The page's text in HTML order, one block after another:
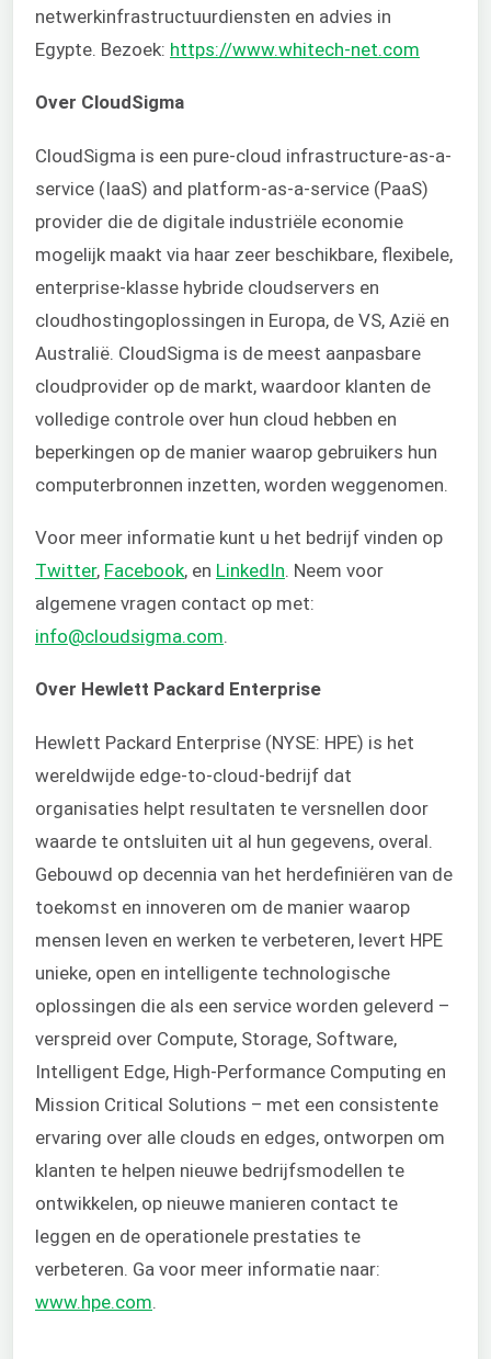
netwerkinfrastructuurdiensten en advies in
Egypte. Bezoek: https://www.whitech-net.com
Over CloudSigma
CloudSigma is een pure-cloud infrastructure-as-a-
service (IaaS) and platform-as-a-service (PaaS)
provider die de digitale industriële economie
mogelijk maakt via haar zeer beschikbare, flexibele,
enterprise-klasse hybride cloudservers en
cloudhostingoplossingen in Europa, de VS, Azië en
Australië. CloudSigma is de meest aanpasbare
cloudprovider op de markt, waardoor klanten de
volledige controle over hun cloud hebben en
beperkingen op de manier waarop gebruikers hun
computerbronnen inzetten, worden weggenomen.
Voor meer informatie kunt u het bedrijf vinden op
Twitter, Facebook, en LinkedIn. Neem voor
algemene vragen contact op met:
info@cloudsigma.com.
Over Hewlett Packard Enterprise
Hewlett Packard Enterprise (NYSE: HPE) is het
wereldwijde edge-to-cloud-bedrijf dat
organisaties helpt resultaten te versnellen door
waarde te ontsluiten uit al hun gegevens, overal.
Gebouwd op decennia van het herdefiniëren van de
toekomst en innoveren om de manier waarop
mensen leven en werken te verbeteren, levert HPE
unieke, open en intelligente technologische
oplossingen die als een service worden geleverd –
verspreid over Compute, Storage, Software,
Intelligent Edge, High-Performance Computing en
Mission Critical Solutions – met een consistente
ervaring over alle clouds en edges, ontworpen om
klanten te helpen nieuwe bedrijfsmodellen te
ontwikkelen, op nieuwe manieren contact te
leggen en de operationele prestaties te
verbeteren. Ga voor meer informatie naar:
www.hpe.com